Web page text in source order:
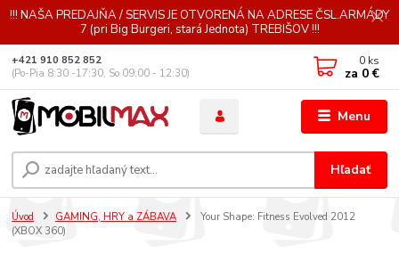
!!! NAŠA PREDAJŇA / SERVIS JE OTVORENÁ NA ADRESE ČSL.ARMÁDY
7 (pri Big Burgeri, stará Jednota) TREBIŠOV !!!
Menu
Hľadať
+421 910 852 852
(Po-Pia 8:30 -17:30, So 09:00 - 12:30)
0 ks
za 0 €
Úvod GAMING, HRY a ZÁBAVA
Your Shape: Fitness Evolved 2012
(XBOX 360)